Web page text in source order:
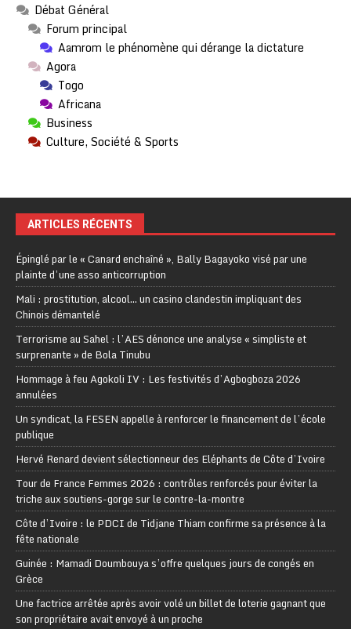
Débat Général
Forum principal
Aamrom le phénomène qui dérange la dictature
Agora
Togo
Africana
Business
Culture, Société & Sports
ARTICLES RÉCENTS
Épinglé par le « Canard enchaîné », Bally Bagayoko visé par une
plainte d’une asso anticorruption
Mali : prostitution, alcool… un casino clandestin impliquant des
Chinois démantelé
Terrorisme au Sahel : l’AES dénonce une analyse « simpliste et
surprenante » de Bola Tinubu
Hommage à feu Agokoli IV : Les festivités d’Agbogboza 2026
annulées
Un syndicat, la FESEN appelle à renforcer le financement de l’école
publique
Hervé Renard devient sélectionneur des Eléphants de Côte d’Ivoire
Tour de France Femmes 2026 : contrôles renforcés pour éviter la
triche aux soutiens-gorge sur le contre-la-montre
Côte d’Ivoire : le PDCI de Tidjane Thiam confirme sa présence à la
fête nationale
Guinée : Mamadi Doumbouya s’offre quelques jours de congés en
Grèce
Une factrice arrêtée après avoir volé un billet de loterie gagnant que
son propriétaire avait envoyé à un proche